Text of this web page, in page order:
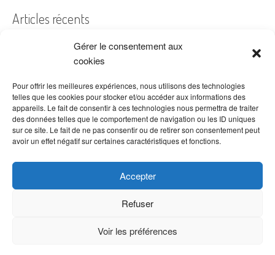
Gérer le consentement aux
cookies
Pour offrir les meilleures expériences, nous utilisons des technologies
telles que les cookies pour stocker et/ou accéder aux informations des
appareils. Le fait de consentir à ces technologies nous permettra de traiter
des données telles que le comportement de navigation ou les ID uniques
sur ce site. Le fait de ne pas consentir ou de retirer son consentement peut
avoir un effet négatif sur certaines caractéristiques et fonctions.
Accepter
Refuser
Voir les préférences
Articles récents
A quelles dates de l’année offre-t-on des fleurs ?
Les fleurs préférées des Français
Combien de fois arroser un cactus ?
Quelles fleurs offrir pour la fête des mères ?
Idées de décoration avec fleurs séchées